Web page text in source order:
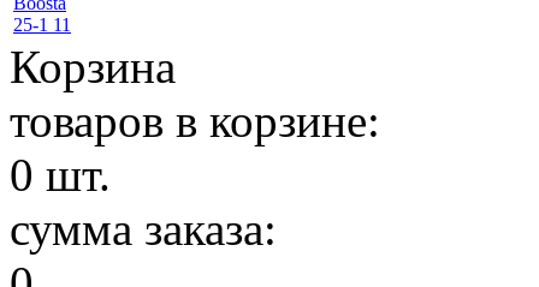
Корзина
товаров в корзине:
0 шт.
сумма заказа: